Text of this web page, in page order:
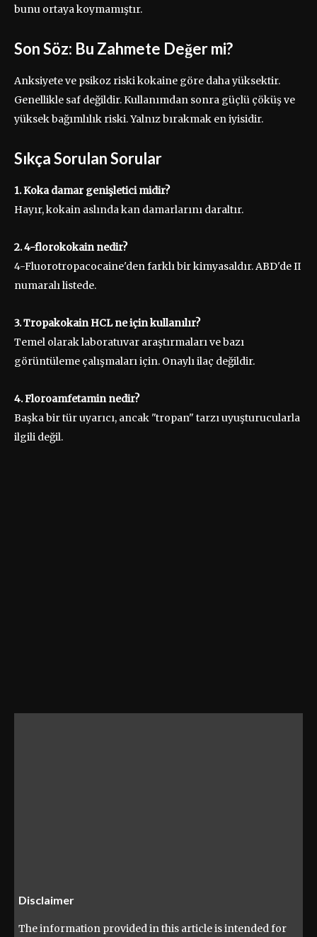
bunu ortaya koymamıştır.
Son Söz: Bu Zahmete Değer mi?
Anksiyete ve psikoz riski kokaine göre daha yüksektir.
Genellikle saf değildir. Kullanımdan sonra güçlü çöküş ve
yüksek bağımlılık riski. Yalnız bırakmak en iyisidir.
Sıkça Sorulan Sorular
1. Koka damar genişletici midir?
Hayır, kokain aslında kan damarlarını daraltır.
2. 4-florokokain nedir?
4-Fluorotropacocaine'den farklı bir kimyasaldır. ABD'de II
numaralı listede.
3. Tropakokain HCL ne için kullanılır?
Temel olarak laboratuvar araştırmaları ve bazı
görüntüleme çalışmaları için. Onaylı ilaç değildir.
4. Floroamfetamin nedir?
Başka bir tür uyarıcı, ancak "tropan" tarzı uyuşturucularla
ilgili değil.
Disclaimer
The information provided in this article is intended for